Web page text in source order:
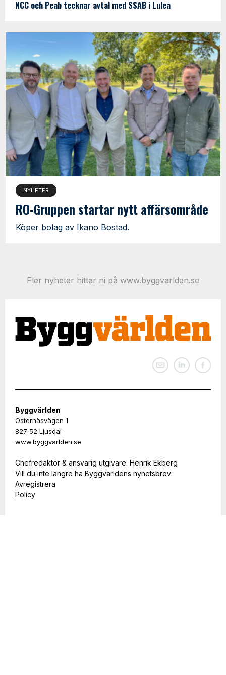
NCC och Peab tecknar avtal med SSAB i Luleå
NYHETER
RO-Gruppen startar nytt affärsområde
Köper bolag av Ikano Bostad.
Fler nyheter hittar ni på www.byggvarlden.se
Byggvärlden
Östernäsvägen 1
827 52 Ljusdal
www.byggvarlden.se
Chefredaktör & ansvarig utgivare: Henrik Ekberg
Vill du inte längre ha Byggvärldens nyhetsbrev:
Avregistrera
Policy